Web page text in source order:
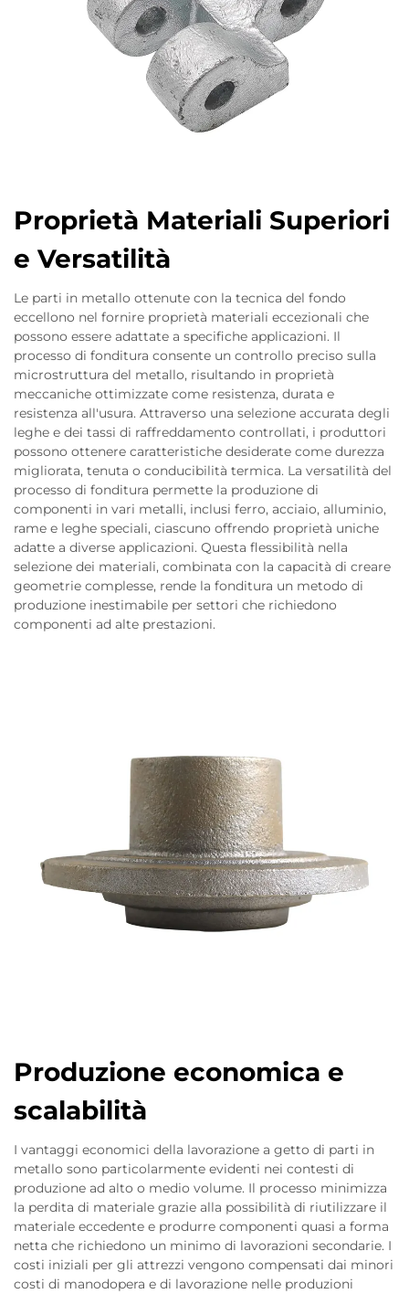
Proprietà Materiali Superiori
e Versatilità
Le parti in metallo ottenute con la tecnica del fondo
eccellono nel fornire proprietà materiali eccezionali che
possono essere adattate a specifiche applicazioni. Il
processo di fonditura consente un controllo preciso sulla
microstruttura del metallo, risultando in proprietà
meccaniche ottimizzate come resistenza, durata e
resistenza all'usura. Attraverso una selezione accurata degli
leghe e dei tassi di raffreddamento controllati, i produttori
possono ottenere caratteristiche desiderate come durezza
migliorata, tenuta o conducibilità termica. La versatilità del
processo di fonditura permette la produzione di
componenti in vari metalli, inclusi ferro, acciaio, alluminio,
rame e leghe speciali, ciascuno offrendo proprietà uniche
adatte a diverse applicazioni. Questa flessibilità nella
selezione dei materiali, combinata con la capacità di creare
geometrie complesse, rende la fonditura un metodo di
produzione inestimabile per settori che richiedono
componenti ad alte prestazioni.
Produzione economica e
scalabilità
I vantaggi economici della lavorazione a getto di parti in
metallo sono particolarmente evidenti nei contesti di
produzione ad alto o medio volume. Il processo minimizza
la perdita di materiale grazie alla possibilità di riutilizzare il
materiale eccedente e produrre componenti quasi a forma
netta che richiedono un minimo di lavorazioni secondarie. I
costi iniziali per gli attrezzi vengono compensati dai minori
costi di manodopera e di lavorazione nelle produzioni